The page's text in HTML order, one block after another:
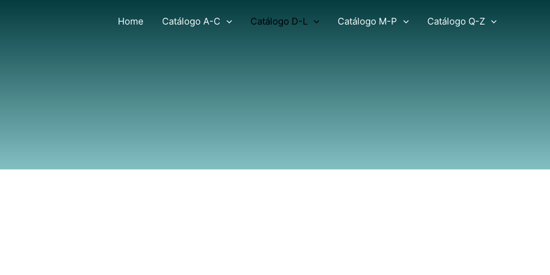
Home Catálogo A-C Catálogo D-L Catálogo M-P Catálogo Q-Z